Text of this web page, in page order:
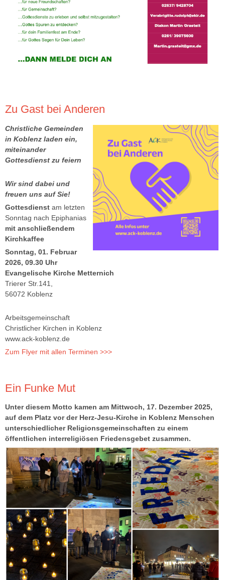
Zu Gast bei Anderen
Christliche Gemeinden
in Koblenz laden ein,
miteinander
Gottesdienst zu feiern
Wir sind dabei und
freuen uns auf Sie!
Gottesdienst am letzten
Sonntag nach Epiphanias
mit anschließendem
Kirchkaffee
Sonntag, 01. Februar
2026, 09.30 Uhr
Evangelische Kirche Metternich
Trierer Str.141,
56072 Koblenz
Arbeitsgemeinschaft
Christlicher Kirchen in Koblenz
www.ack-koblenz.de
Zum Flyer mit allen Terminen >>>
Ein Funke Mut
Unter diesem Motto kamen am Mittwoch, 17. Dezember 2025,
auf dem Platz vor der Herz-Jesu-Kirche in Koblenz Menschen
unterschiedlicher Religionsgemeinschaften zu einem
öffentlichen interreligiösen Friedensgebet zusammen.